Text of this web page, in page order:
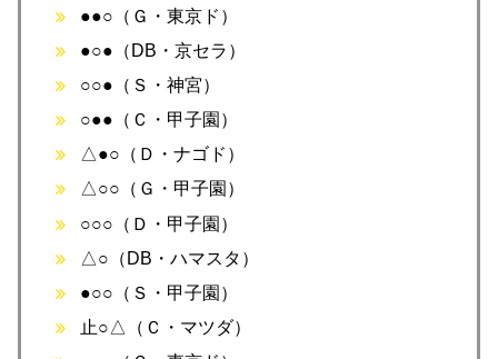
●●○（Ｇ・東京ド）
●○●（DB・京セラ）
○○●（Ｓ・神宮）
○●●（Ｃ・甲子園）
△●○（Ｄ・ナゴド）
△○○（Ｇ・甲子園）
○○○（Ｄ・甲子園）
△○（DB・ハマスタ）
●○○（Ｓ・甲子園）
止○△（Ｃ・マツダ）